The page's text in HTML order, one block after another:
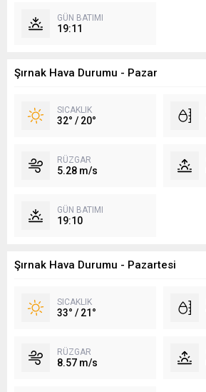
GÜN BATIMI
19:11
Şırnak Hava Durumu - Pazar
SICAKLIK
32° / 20°
RÜZGAR
5.28 m/s
GÜN BATIMI
19:10
Şırnak Hava Durumu - Pazartesi
SICAKLIK
33° / 21°
RÜZGAR
8.57 m/s